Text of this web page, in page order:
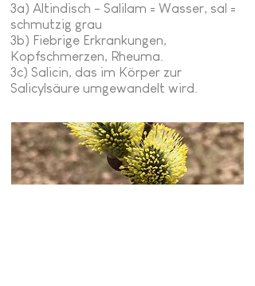
3a) Altindisch - Salilam = Wasser, sal =
schmutzig grau
3b) Fiebrige Erkrankungen,
Kopfschmerzen, Rheuma.
3c) Salicin, das im Körper zur
Salicylsäure umgewandelt wird.